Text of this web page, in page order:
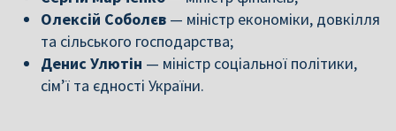
Олексій Соболєв — міністр економіки, довкілля
та сільського господарства;
Денис Улютін — міністр соціальної політики,
сім’ї та єдності України.